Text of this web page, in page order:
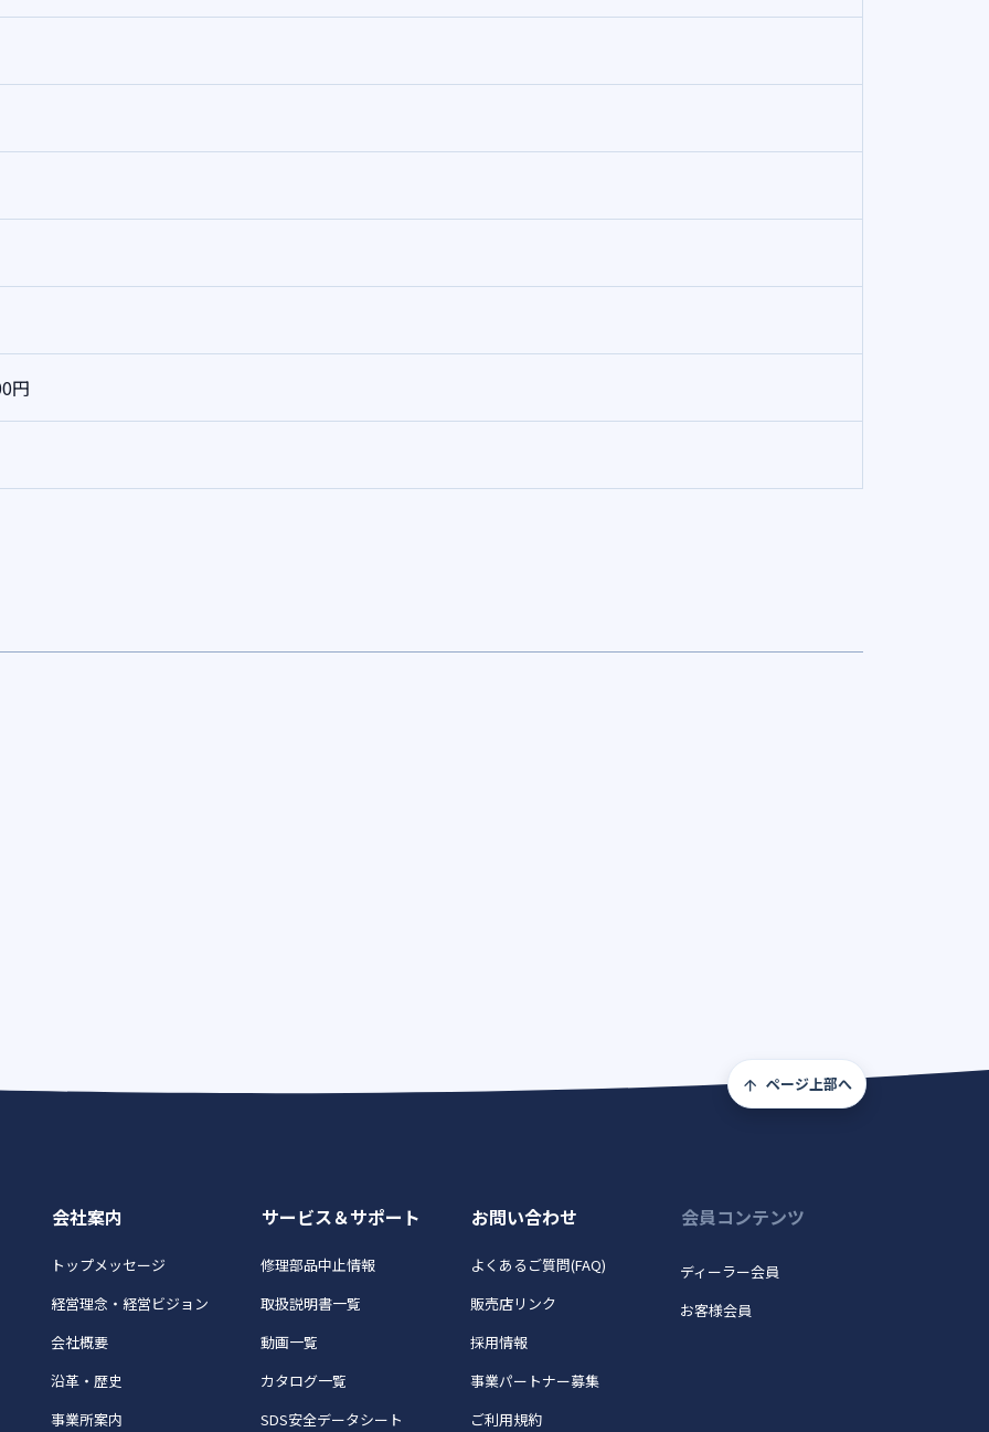
円
ページ上部へ
会社案内
トップメッセージ
経営理念・経営ビジョン
会社概要
沿革・歴史
事業所案内
サービス＆サポート
修理部品中止情報
取扱説明書一覧
動画一覧
カタログ一覧
SDS安全データシート
お問い合わせ
よくあるご質問(FAQ)
販売店リンク
採用情報
事業パートナー募集
ご利用規約
会員コンテンツ
ディーラー会員
お客様会員